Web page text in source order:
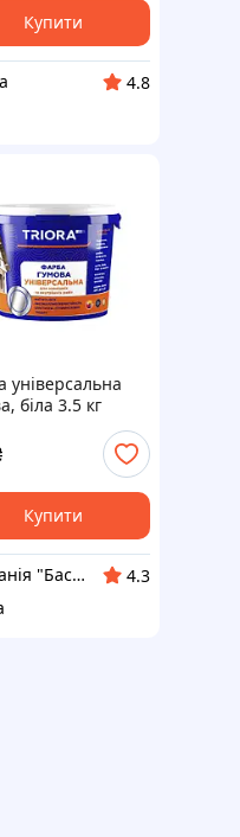
Купити
4.8
універсальна
біла 3.5 кг
Купити
Компанія "Баско". Все для будівництва. Чесні ціни з 1987 року.
4.3